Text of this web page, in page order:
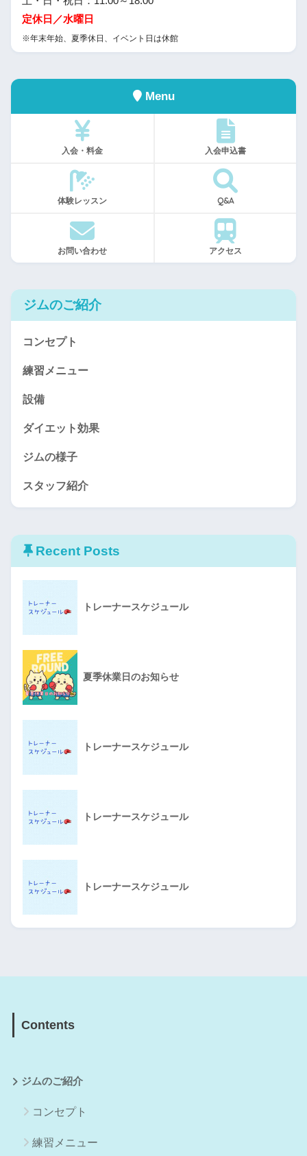
定休日／水曜日
※年末年始、夏季休日、イベント日は休館
Menu
入会・料金 入会申込書
体験レッスン Q&A
お問い合わせ アクセス
ジムのご紹介
コンセプト
練習メニュー
設備
ダイエット効果
ジムの様子
スタッフ紹介
Recent Posts
トレーナースケジュール
夏季休業日のお知らせ
トレーナースケジュール
トレーナースケジュール
トレーナースケジュール
Contents
ジムのご紹介
コンセプト
練習メニュー